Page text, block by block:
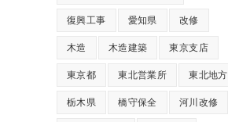
復興工事 愛知県 改修
木造 木造建築 東京支店
東京都 東北営業所 東北地方
栃木県 橋守保全 河川改修